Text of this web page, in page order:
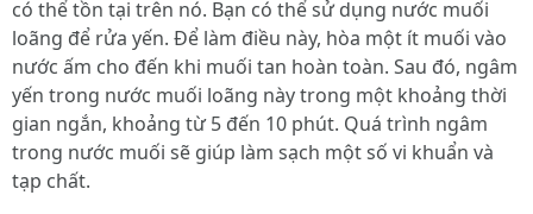
có thể tồn tại trên nó. Bạn có thể sử dụng nước muối
loãng để rửa yến. Để làm điều này, hòa một ít muối vào
nước ấm cho đến khi muối tan hoàn toàn. Sau đó, ngâm
yến trong nước muối loãng này trong một khoảng thời
gian ngắn, khoảng từ 5 đến 10 phút. Quá trình ngâm
trong nước muối sẽ giúp làm sạch một số vi khuẩn và
tạp chất.